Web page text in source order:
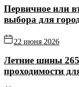
Первичное или
выбора для
22 июня 2026
Летние шины
проходимости